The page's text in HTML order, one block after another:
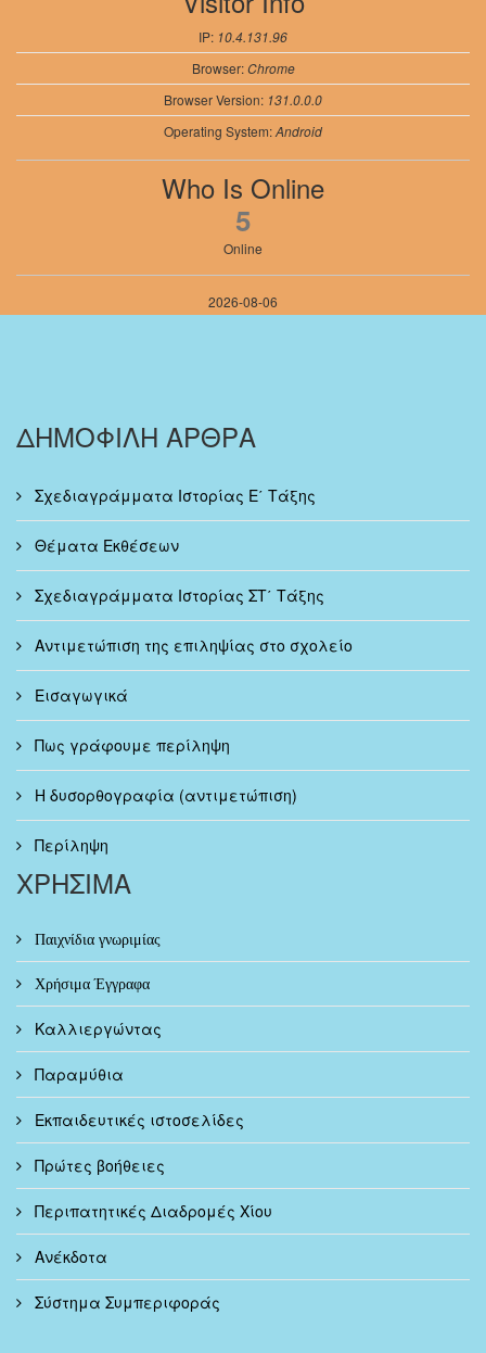
IP: 10.4.131.96
Browser:Chrome
Browser Version: 131.0.0.0
Operating System:Android
Who Is Online
5
Online
2026-08-06
ΔΗΜΟΦΙΛΗ ΑΡΘΡΑ
Σχεδιαγράμματα Ιστορίας Ε΄ Τάξης
Θέματα Εκθέσεων
Σχεδιαγράμματα Ιστορίας ΣΤ΄ Τάξης
Αντιμετώπιση της επιληψίας στο σχολείο
Εισαγωγικά
Πως γράφουμε περίληψη
Η δυσορθογραφία (αντιμετώπιση)
Περίληψη
ΧΡΗΣΙΜΑ
Παιχνίδια γνωριμίας
Χρήσιμα Έγγραφα
Καλλιεργώντας
Παραμύθια
Εκπαιδευτικές ιστοσελίδες
Πρώτες βοήθειες
Περιπατητικές Διαδρομές Χίου
Ανέκδοτα
Σύστημα Συμπεριφοράς